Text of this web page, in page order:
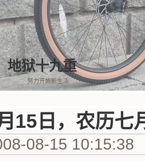
地狱十九重
努力开始新生活
15日，农历七
08-15 10:15:38